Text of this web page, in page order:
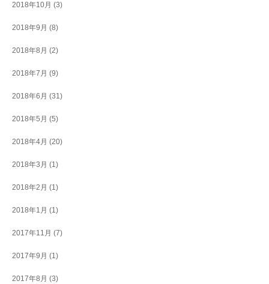
2018年10月 (3)
2018年9月 (8)
2018年8月 (2)
2018年7月 (9)
2018年6月 (31)
2018年5月 (5)
2018年4月 (20)
2018年3月 (1)
2018年2月 (1)
2018年1月 (1)
2017年11月 (7)
2017年9月 (1)
2017年8月 (3)